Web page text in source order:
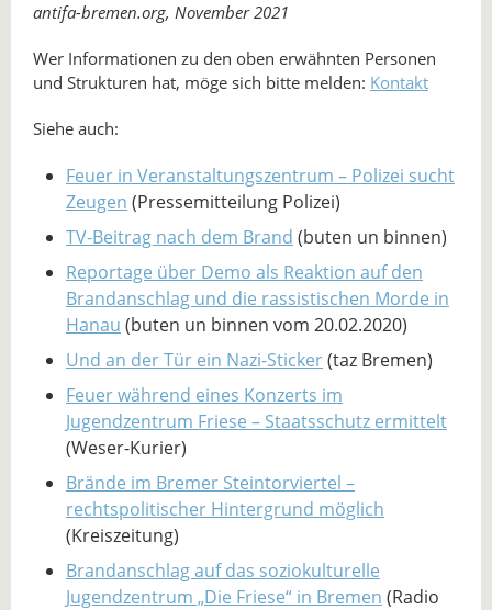
antifa-bremen.org, November 2021
Wer Informationen zu den oben erwähnten Personen
und Strukturen hat, möge sich bitte melden: Kontakt
Siehe auch:
Feuer in Veranstaltungszentrum – Polizei sucht
Zeugen (Pressemitteilung Polizei)
TV-Beitrag nach dem Brand (buten un binnen)
Reportage über Demo als Reaktion auf den
Brandanschlag und die rassistischen Morde in
Hanau (buten un binnen vom 20.02.2020)
Und an der Tür ein Nazi-Sticker(taz Bremen)
Feuer während eines Konzerts im
Jugendzentrum Friese – Staatsschutz ermittelt
(Weser-Kurier)
Brände im Bremer Steintorviertel –
rechtspolitischer Hintergrund möglich
(Kreiszeitung)
Brandanschlag auf das soziokulturelle
Jugendzentrum „Die Friese“ in Bremen (Radio